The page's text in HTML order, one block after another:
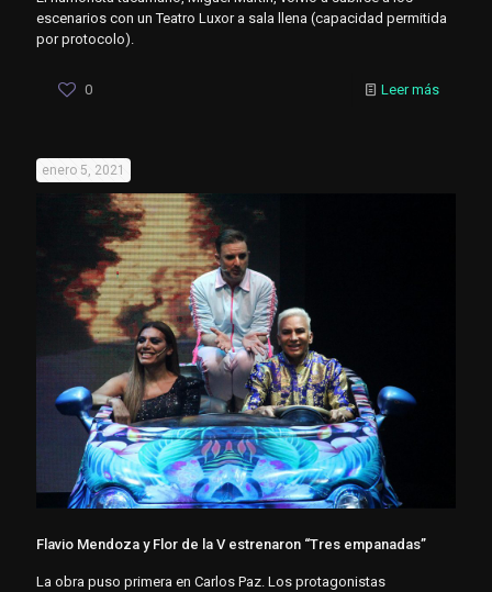
escenarios con un Teatro Luxor a sala llena (capacidad permitida
por protocolo).
0 Leer más
enero 5, 2021
Flavio Mendoza y Flor de la V estrenaron “Tres empanadas”
La obra puso primera en Carlos Paz. Los protagonistas